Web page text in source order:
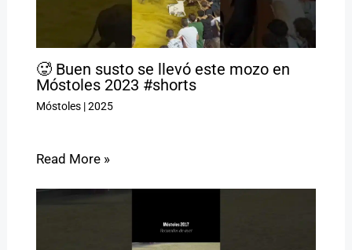
🥵 Buen susto se llevó este mozo en
Móstoles 2023 #shorts
Móstoles|2025
Read More »